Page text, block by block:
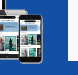
Vacatures